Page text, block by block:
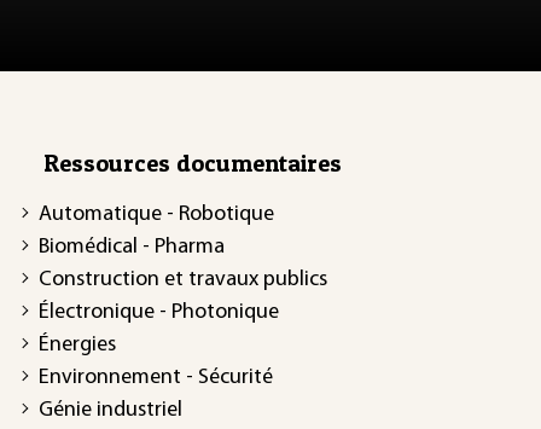
Ressources documentaires
Automatique - Robotique
Biomédical - Pharma
Construction et travaux publics
Électronique - Photonique
Énergies
Environnement - Sécurité
Génie industriel